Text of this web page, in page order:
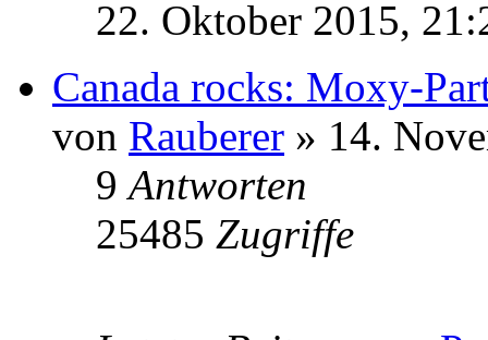
22. Oktober 2015,
Canada rocks: Moxy-
von Rauberer » 14.
9Antworten
25485 Zugriffe